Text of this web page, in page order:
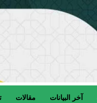
آخر البيانات مقالات